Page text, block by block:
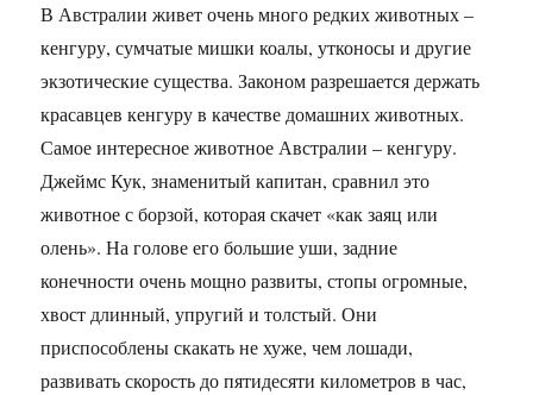
В Австралии живет очень много редких животных –
кенгуру, сумчатые мишки коалы, утконосы и другие
экзотические существа. Законом разрешается держать
красавцев кенгуру в качестве домашних животных.
Самое интересное животное Австралии – кенгуру.
Джеймс Кук, знаменитый капитан, сравнил это
животное с борзой, которая скачет «как заяц или
олень». На голове его большие уши, задние
конечности очень мощно развиты, стопы огромные,
хвост длинный, упругий и толстый. Они
приспособлены скакать не хуже, чем лошади,
развивать скорость до пятидесяти километров в час,